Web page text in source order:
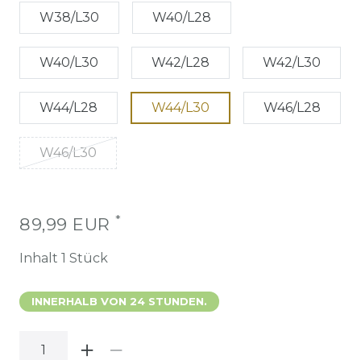
W38/L30 W40/L28
W40/L30 W42/L28 W42/L30
W44/L28 W44/L30 W46/L28
W46/L30
89,99 EUR *
Inhalt 1 Stück
INNERHALB VON 24 STUNDEN.